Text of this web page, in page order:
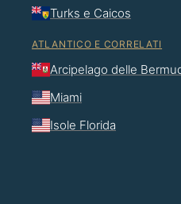
Turks e Caicos
ATLANTICO E CORRELATI
Arcipelago delle
Miami
Isole Florida